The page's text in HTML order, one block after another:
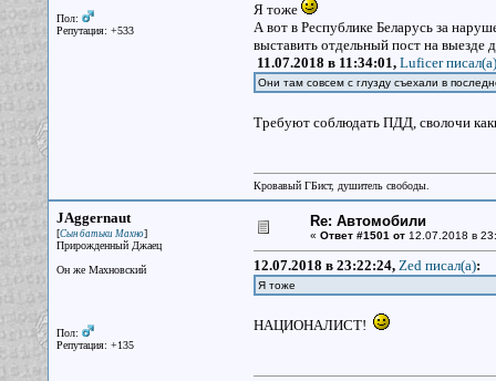
Пол:
Репутация: +533
Я тоже
А вот в Республике Беларусь за
выставить отдельный пост на выезде
11.07.2018 в 11:34:01, Luficer писал(a)
Они там совсем с глузду съехали в
Требуют соблюдать ПДД, сволочи
Кровавый ГБист, душитель свободы.
JAggernaut
[Сын батьки Махно]
Прирожденный Джаец
Он же Махновский
Пол:
Репутация: +135
Re: Автомобили
« Ответ #1501 от12.07.2018 в
12.07.2018 в 23:22:24, Zed писал(a):
Я тоже
НАЦИОНАЛИСТ!